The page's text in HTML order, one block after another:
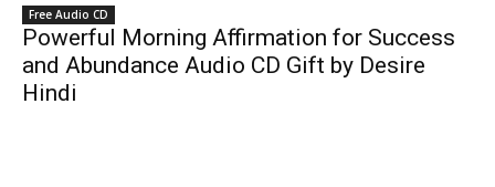
Free Audio CD
Powerful Morning Affirmation for Success
and Abundance Audio CD Gift by Desire
Hindi